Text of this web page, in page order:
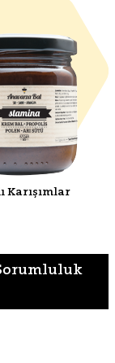
Karışımlar